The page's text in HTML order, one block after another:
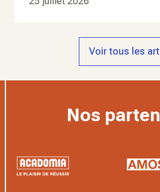
Voir tous les
Nos